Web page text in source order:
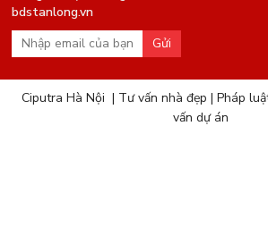
bdstanlong.vn
Gửi
Ciputra Hà Nội | Tư vấn nhà đẹp |Pháp
vấn dự án